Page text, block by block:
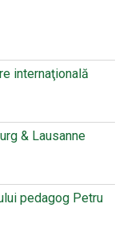
internaţională
& Lausanne
pedagog Petru